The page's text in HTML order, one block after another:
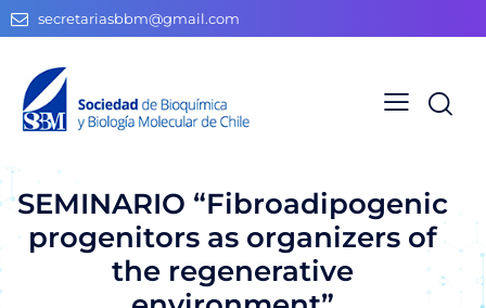
secretariasbbm@gmail.com
SEMINARIO “Fibroadipogenic
progenitors as organizers of
the regenerative